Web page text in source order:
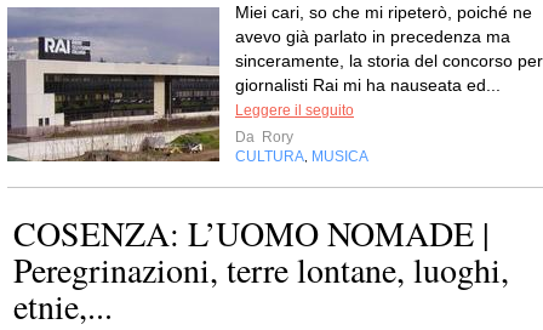
Miei cari, so che mi ripeterò, poiché ne
avevo già parlato in precedenza ma
sinceramente, la storia del concorso per
giornalisti Rai mi ha nauseata ed...
Leggere il seguito
Da Rory
CULTURA MUSICA
COSENZA: L’UOMO NOMADE |
Peregrinazioni, terre lontane, luoghi,
etnie,...